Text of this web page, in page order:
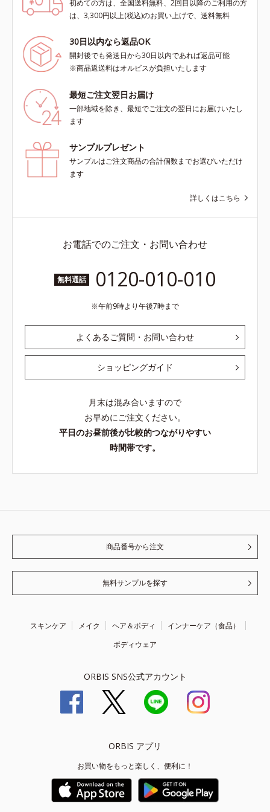
初めての方は、全国送料無料、2回目以降のご利用の方
は、3,300円以上(税込)のお買い上げで、送料無料
30日以内なら返品OK
開封後でも発送日から30日以内であれば返品可能
※商品返送料はオルビスが負担いたします
最短ご注文翌日お届け
一部地域を除き、最短でご注文の翌日にお届けいたし
ます
サンプルプレゼント
サンプルはご注文商品の合計個数までお選びいただけ
ます
詳しくはこちら
お電話でのご注文・お問い合わせ
無料通話 0120-010-010
午前9時より午後7時まで
よくあるご質問・お問い合わせ
ショッピングガイド
月末は混み合いますので
お早めにご注文ください。
平日のお昼前後が比較的つながりやすい
時間帯です。
商品番号から注文
無料サンプルを探す
スキンケア メイク ヘア＆ボディ
インナーケア（食品）
ボディウェア
ORBIS SNS公式アカウント
ORBIS アプリ
お買い物をもっと楽しく、便利に！